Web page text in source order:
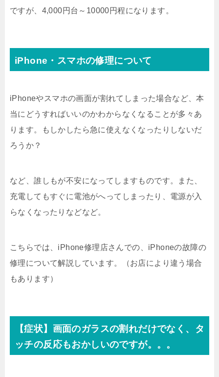
ですが、4,000円台～10000円程になります。
iPhone・スマホの修理について
iPhoneやスマホの画面が割れてしまった場合など、本
当にどうすればいいのかわからなくなることが多々あ
ります。もしかしたら急に使えなくなったりしないだ
ろうか？
など、誰しもが不安になってしますものです。また、
充電してもすぐに電池がへってしまったり、電源が入
らなくなったりなどなど。
こちらでは、iPhone修理店さんでの、iPhoneの故障の
修理について解説しています。（お店により違う場合
もあります）
【症状】画面のガラスの割れだけでなく、タ
ッチの反応もおかしいのですが。。。